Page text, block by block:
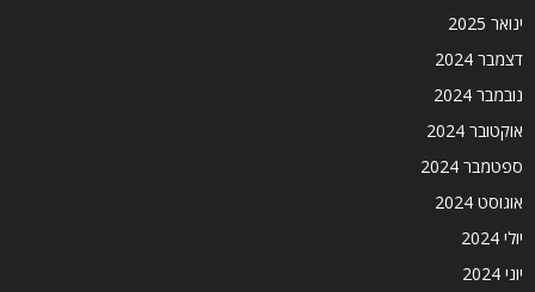
ינואר 2025
דצמבר 2024
נובמבר 2024
אוקטובר 2024
ספטמבר 2024
אוגוסט 2024
יולי 2024
יוני 2024